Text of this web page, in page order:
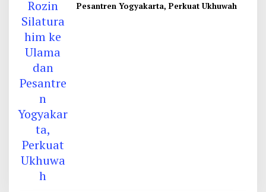
Pesantren Yogyakarta, Perkuat Ukhuwah